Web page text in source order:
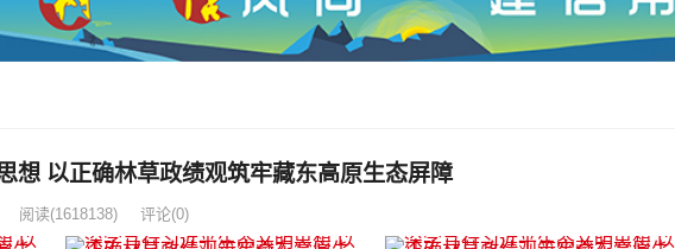
深学笃行习近平生态文明思想 以正确林草政绩观筑牢藏东高原生态屏障
阅读(1618138) 评论(0)